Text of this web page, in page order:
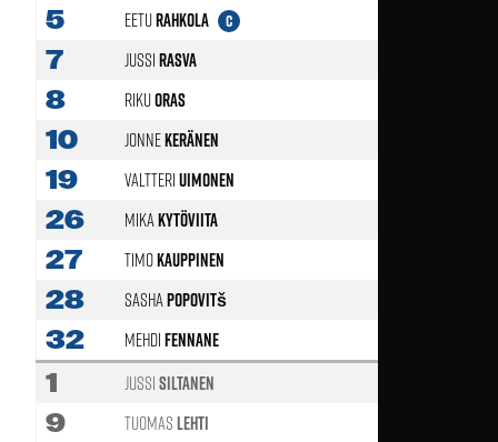
5 EetuRahkola C
7 JussiRasva
8 RikuOras
10 JonneKeränen
19 ValtteriUimonen
26 MikaKytöviita
27 TimoKauppinen
28 SashaPopovitš
32 MehdiFennane
1 JussiSiltanen
9 TuomasLehti